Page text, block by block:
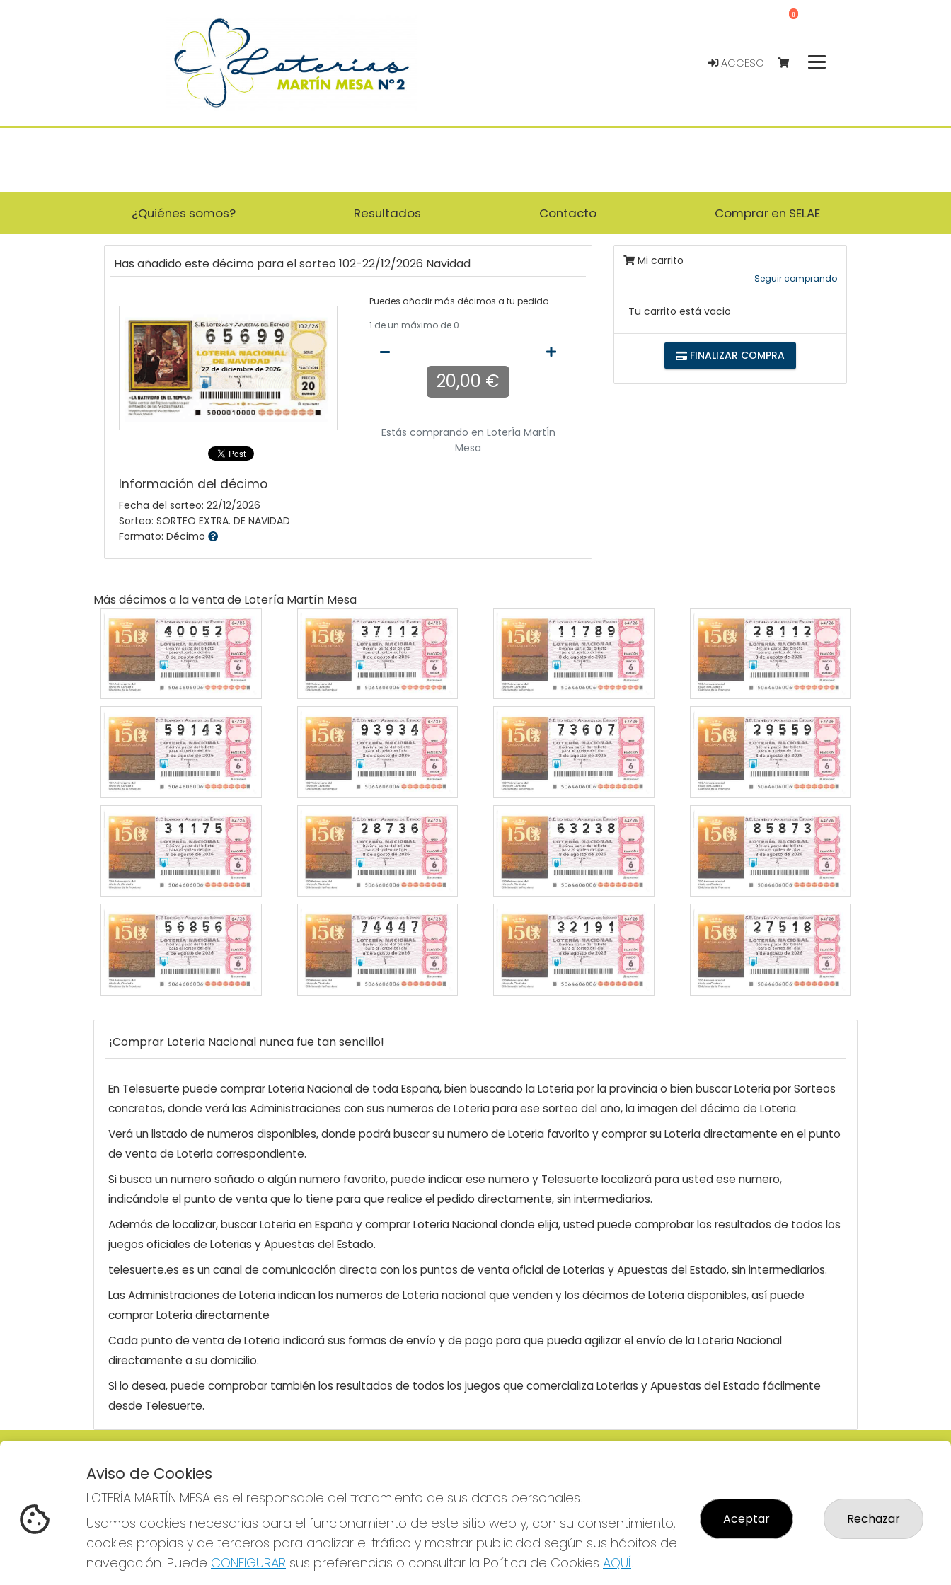
ACCESO
0
¿Quiénes somos? Resultados Contacto Comprar en SELAE
Has añadido este décimo para el sorteo 102-22/12/2026 Navidad
Información del décimo
Fecha del sorteo: 22/12/2026
Sorteo: SORTEO EXTRA. DE NAVIDAD
Formato: Décimo
Puedes añadir más décimos a tu pedido
1 de un máximo de 0
20,00 €
Estás comprando en LoterÍa MartÍn
Mesa
Mi carrito
Seguir comprando
Tu carrito está vacio
FINALIZAR COMPRA
Más décimos a la venta de Lotería Martín Mesa
¡Comprar Loteria Nacional nunca fue tan sencillo!
En Telesuerte puede comprar Loteria Nacional de toda España, bien buscando la Loteria por la provincia o bien buscar Loteria por Sorteos
concretos, donde verá las Administraciones con sus numeros de Loteria para ese sorteo del año, la imagen del décimo de Loteria.
Verá un listado de numeros disponibles, donde podrá buscar su numero de Loteria favorito y comprar su Loteria directamente en el punto
de venta de Loteria correspondiente.
Si busca un numero soñado o algún numero favorito, puede indicar ese numero y Telesuerte localizará para usted ese numero,
indicándole el punto de venta que lo tiene para que realice el pedido directamente, sin intermediarios.
Además de localizar, buscar Loteria en España y comprar Loteria Nacional donde elija, usted puede comprobar los resultados de todos los
juegos oficiales de Loterias y Apuestas del Estado.
telesuerte.es es un canal de comunicación directa con los puntos de venta oficial de Loterias y Apuestas del Estado, sin intermediarios.
Las Administraciones de Loteria indican los numeros de Loteria nacional que venden y los décimos de Loteria disponibles, así puede
comprar Loteria directamente
Cada punto de venta de Loteria indicará sus formas de envío y de pago para que pueda agilizar el envío de la Loteria Nacional
directamente a su domicilio.
Si lo desea, puede comprobar también los resultados de todos los juegos que comercializa Loterias y Apuestas del Estado fácilmente
desde Telesuerte.
LOTERÍA MARTÍN MESA
¿Quiénes somos?
Comprar lotería
Resultados
Empresas
Comprar en SELAE
Boletos digitales
ADMINISTRACION DE LOTERIAS: 2-
CIUDAD RODRIGO - RECEPTOR
923482019
web@admon2martinmesa.es
CARDENAL TAVERA, 5
Política de Privacidad
Política de Cookies
Condiciones de Compra
Aviso de Cookies
LOTERÍA MARTÍN MESA es el responsable del tratamiento de sus datos personales.
Usamos cookies necesarias para el funcionamiento de este sitio web y, con su consentimiento,
cookies propias y de terceros para analizar el tráfico y mostrar publicidad según sus hábitos de
navegación. Puede CONFIGURAR sus preferencias o consultar la Política de Cookies AQUÍ.
Aceptar Rechazar